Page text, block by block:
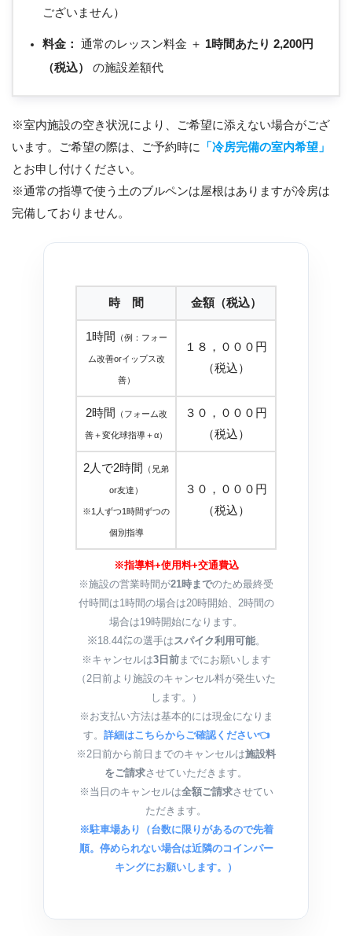
ございません）
料金： 通常のレッスン料金 ＋ 1時間あたり 2,200円
（税込）
の施設差額代
※室内施設の空き状況により、ご希望に添えない場合がござ
います。ご希望の際は、ご予約時に 「冷房完備の室内希望」
とお申し付けください。
※通常の指導で使う土のブルペンは屋根はありますが冷房は
完備しておりません。
時 間 金額（税込）
1時間 （例：フォー
ム改善orイップス改
善）
１８，０００円
（税込）
2時間 （フォーム改
善＋変化球指導＋α）
３０，０００円
（税込）
2人で2時間 （兄弟
or友達）
※1人ずつ1時間ずつの
個別指導
３０，０００円
（税込）
※指導料+使用料+交通費込
※施設の営業時間が21時までのため最終受
付時間は1時間の場合は20時開始、2時間の
場合は19時開始になります。
※18.44㍍の選手は スパイク利用可能。
※キャンセルは3日前までにお願いします
（2日前より施設のキャンセル料が発生いた
します。）
※お支払い方法は基本的には現金になりま
す。 詳細はこちらからご確認ください👈
※2日前から前日までのキャンセルは施設料
をご請求させていただきます。
※当日のキャンセルは全額ご請求させてい
ただきます。
※駐車場あり（台数に限りがあるので先着
順。停められない場合は近隣のコインパー
キングにお願いします。）